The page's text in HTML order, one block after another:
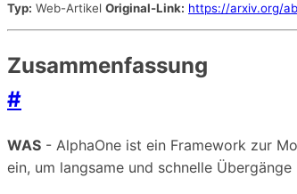
Typ: Web-Artikel Original-Link: https://arxiv.org/
Zusammenfassung
#
WAS - AlphaOne ist ein Framework zur
ein, um langsame und schnelle